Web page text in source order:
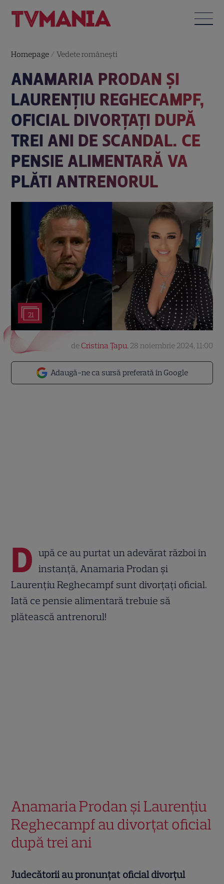
Homepage /Vedete româneşti
ANAMARIA PRODAN ȘI
LAURENȚIU REGHECAMPF,
OFICIAL DIVORȚAȚI DUPĂ
TREI ANI DE SCANDAL. CE
PENSIE ALIMENTARĂ VA
PLĂTI ANTRENORUL
21
Adaugă-ne ca sursă preferată în Google
de Cristina Țapu, 28 noiembrie 2024, 11:00
D upă ce au purtat un adevărat război în
instanță, Anamaria Prodan și
Laurențiu Reghecampf sunt divorțați oficial.
Iată ce pensie alimentară trebuie să
plătească antrenorul!
Anamaria Prodan și Laurențiu
Reghecampf au divorțat oficial
după trei ani
Judecătorii au pronunțat oficial divorțul